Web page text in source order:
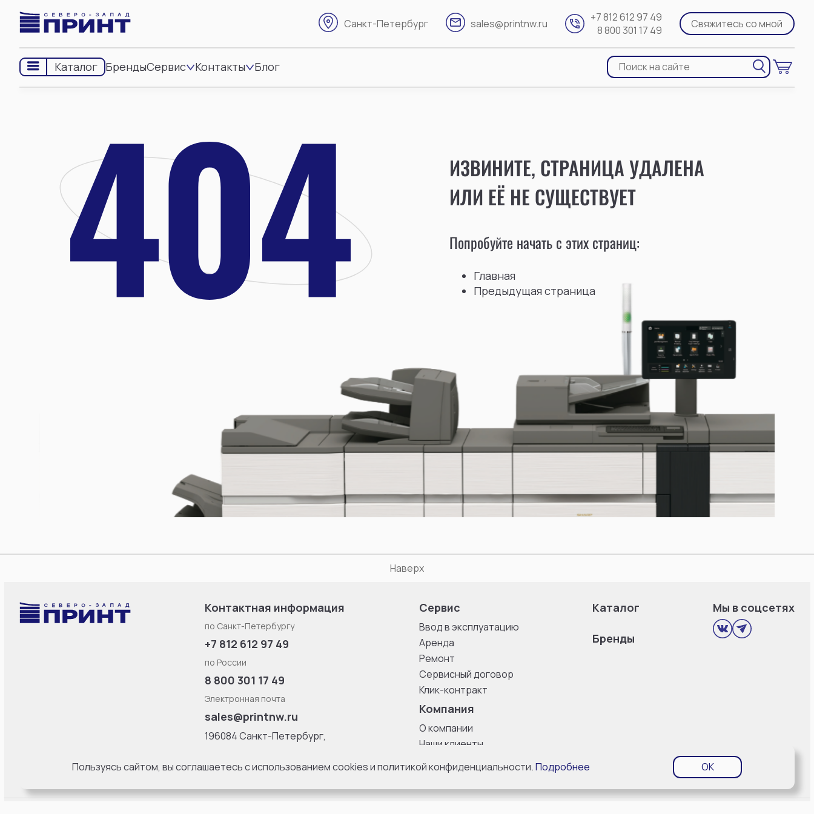
Санкт-Петербург sales@printnw.ru
+7 812 612 97 49
8 800 301 17 49
Свяжитесь со мной
Каталог БрендыСервис Контакты Блог
ИЗВИНИТЕ, СТРАНИЦА УДАЛЕНА
ИЛИ ЕЁ НЕ СУЩЕСТВУЕТ
Попробуйте начать с этих страниц:
Главная
Предыдущая страница
Наверх
Контактная информация
по Санкт-Петербургу
+7 812 612 97 49
по России
8 800 301 17 49
Электронная почта
sales@printnw.ru
196084 Санкт-Петербург,
литерa Б, офис 8 с 10:00 до
Сервис
Ввод в эксплуатацию
Аренда
Ремонт
Сервисный договор
Клик-контракт
Компания
О компании
Наши клиенты
Каталог
Бренды
Мы в соцсетях
Пользуясь сайтом, вы соглашаетесь с использованием cookies и политикой конфиденциальности.Подробнее OK